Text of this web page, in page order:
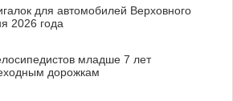
для автомобилей Верховного
2026 года
младше 7 лет
дорожкам